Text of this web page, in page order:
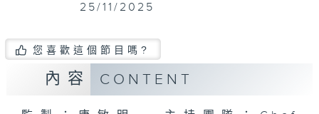
25/11/2025
您喜歡這個節目嗎?
內容 CONTENT